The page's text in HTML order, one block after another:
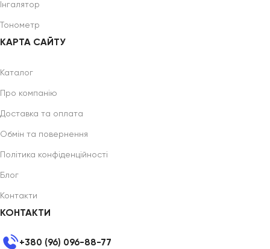
Інгалятор
Тонометр
КАРТА САЙТУ
Каталог
Про компанію
Доставка та оплата
Обмін та повернення
Політика конфіденційності
Блог
Контакти
КОНТАКТИ
+380 (96) 096-88-77